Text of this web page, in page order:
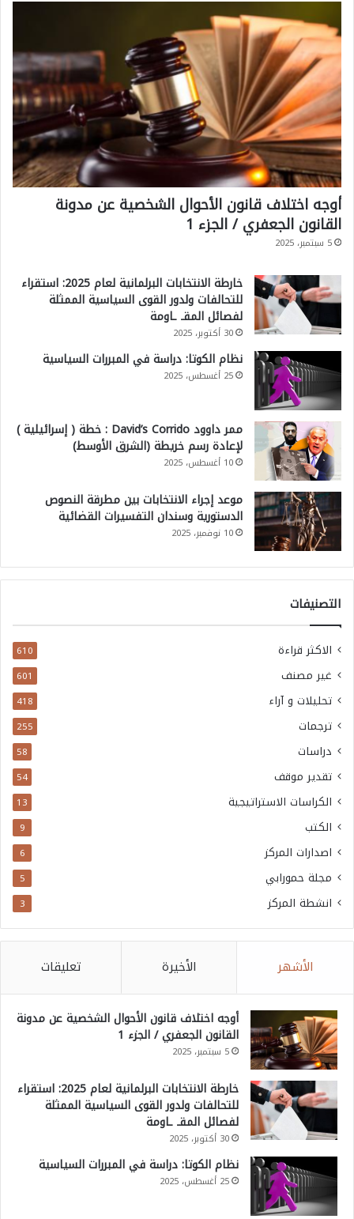
أوجه اختلاف قانون الأحوال الشخصية عن مدونة
القانون الجعفري / الجزء 1
5 سبتمبر، 2025
خارطة الانتخابات البرلمانية لعام 2025: استقراء
للتحالفات ولدور القوى السياسية الممثلة
لفصائل المقـ ـاومة
30 أكتوبر، 2025
نظام الكوتا: دراسة في المبررات السياسية
25 أغسطس، 2025
ممر داوود David’s Corrido : خطة ( إسرائيلية )
لإعادة رسم خريطة (الشرق الأوسط)
10 أغسطس، 2025
موعد إجراء الانتخابات بين مطرقة النصوص
الدستورية وسندان التفسيرات القضائية
10 نوفمبر، 2025
التصنيفات
الاكثر قراءة 610
غير مصنف 601
تحليلات و آراء 418
ترجمات 255
دراسات 58
تقدير موقف 54
الكراسات الاستراتيجية 13
الكتب 9
اصدارات المركز 6
مجلة حمورابي 5
انشطة المركز 3
الأشهر الأخيرة تعليقات
أوجه اختلاف قانون الأحوال الشخصية عن مدونة
القانون الجعفري / الجزء 1
5 سبتمبر، 2025
خارطة الانتخابات البرلمانية لعام 2025: استقراء
للتحالفات ولدور القوى السياسية الممثلة
لفصائل المقـ ـاومة
30 أكتوبر، 2025
نظام الكوتا: دراسة في المبررات السياسية
25 أغسطس، 2025